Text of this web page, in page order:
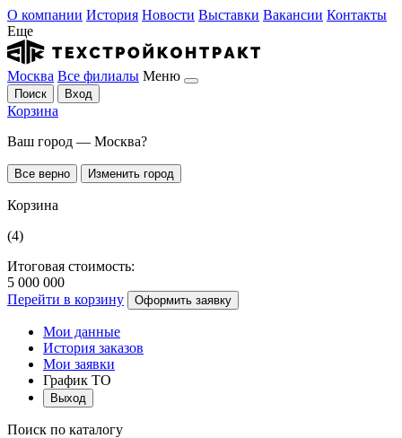
О компании История Новости Выставки Вакансии Контакты
Еще
Москва Все филиалы Меню
Поиск Вход
Корзина
Ваш город — Москва?
Все верно Изменить город
Корзина
(4)
Итоговая стоимость:
5 000 000
Перейти в корзину
Оформить заявку
Мои данные
История заказов
Мои заявки
График ТО
Выход
Поиск по каталогу